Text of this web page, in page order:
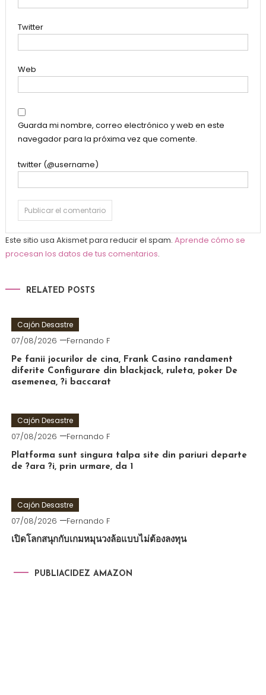
Twitter
Web
Guarda mi nombre, correo electrónico y web en este
navegador para la próxima vez que comente.
twitter (@username)
Este sitio usa Akismet para reducir el spam. Aprende cómo se
procesan los datos de tus comentarios.
RELATED POSTS
Cajón Desastre
07/08/2026 Fernando F
Pe fanii jocurilor de cina, Frank Casino randament
diferite Configurare din blackjack, ruleta, poker De
asemenea, ?i baccarat
Cajón Desastre
07/08/2026 Fernando F
Platforma sunt singura talpa site din pariuri departe
de ?ara ?i, prin urmare, da 1
Cajón Desastre
07/08/2026 Fernando F
เปิดโลกสนุกกับเกมหมุนวงล้อแบบไม่ต้องลงทุน
PUBLIACIDEZ AMAZON